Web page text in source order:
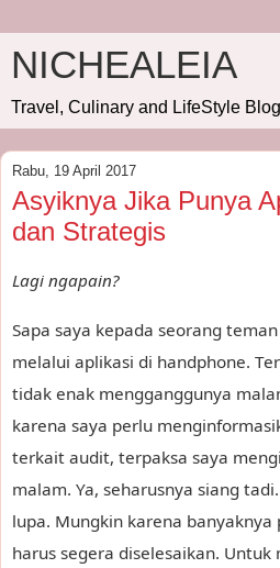
NICHEALEIA
Travel, Culinary and LifeStyle Blog
Rabu, 19 April 2017
Asyiknya Jika Punya
dan Strategis
Lagi ngapain?
Sapa saya kepada seorang
melalui aplikasi di handphone.
tidak enak mengganggunya
karena saya perlu
terkait audit, terpaksa saya
malam. Ya, seharusnya siang
lupa. Mungkin karena
harus segera diselesaikan.